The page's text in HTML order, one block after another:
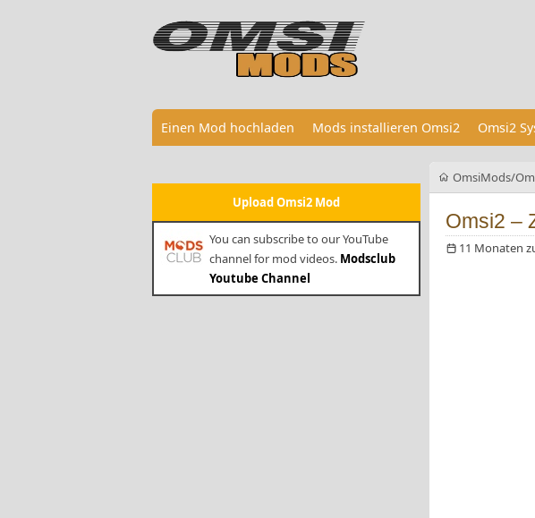
Einen Mod hochladen Mods installieren Omsi2 Omsi2
Upload Omsi2 Mod
You can subscribe to our YouTube
channel for mod videos. Modsclub
Youtube Channel
OmsiMods
Omsi2 –
11 Monaten